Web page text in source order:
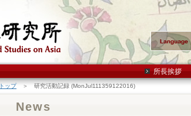
所長挨拶
トップ＞ 研究活動記録 (MonJul111359122016)
News